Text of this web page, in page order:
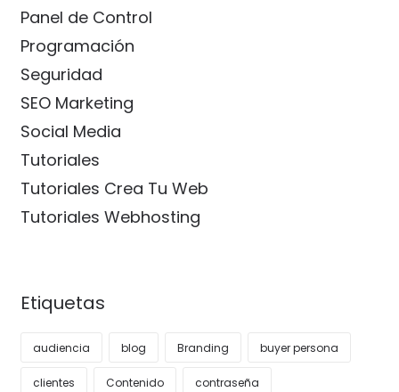
Panel de Control
Programación
Seguridad
SEO Marketing
Social Media
Tutoriales
Tutoriales Crea Tu Web
Tutoriales Webhosting
Etiquetas
audiencia blog Branding buyer persona
clientes Contenido contraseña